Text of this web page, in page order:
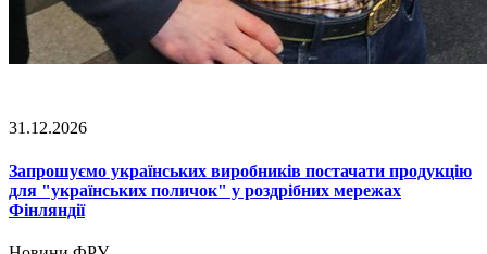
31.12.2026
Запрошуємо українських виробників постачати продукцію
для "українських поличок" у роздрібних мережах
Фінляндії